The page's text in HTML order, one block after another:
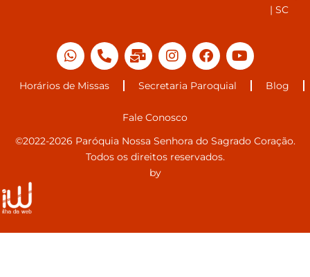
| SC
Horários de Missas Secretaria Paroquial Blog
Fale Conosco
©2022-2026 Paróquia Nossa Senhora do Sagrado Coração.
Todos os direitos reservados.
by